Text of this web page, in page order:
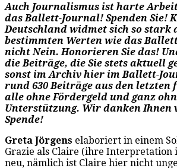
Auch Journalismus ist harte
das Ballett-Journal! Spenden Sie!
Deutschland widmet sich so stark
bestimmten Werten wie das
nicht Nein. Honorieren Sie das!
die Beiträge, die Sie stets aktuell
sonst im Archiv hier im Ballett-
rund 630 Beiträge aus den letzten
alle ohne Fördergeld und ganz
Unterstützung. Wir danken Ihnen
Spende!
Greta Jörgens elaboriert in einem
Grazie als Claire (ihre Interpretation
neu, nämlich ist Claire hier nicht